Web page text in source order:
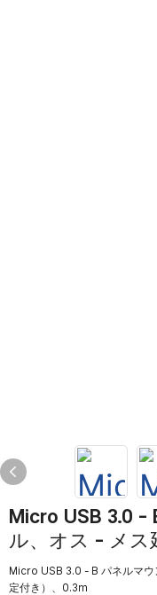
Micro USB 3.0
ル、オス - メス
Micro USB 3.0 - B パネルマ
定付き）、0.3m